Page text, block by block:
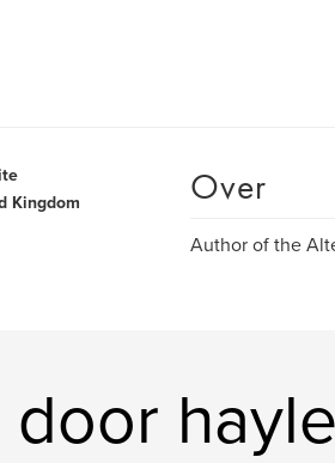
Kingdom
Over
Author of the